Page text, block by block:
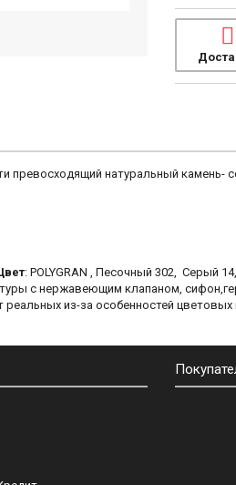
превосходящий натуральный
: POLYGRAN
, Песочный 302, Серый
с нержавеющим клапаном,
из-за особенностей